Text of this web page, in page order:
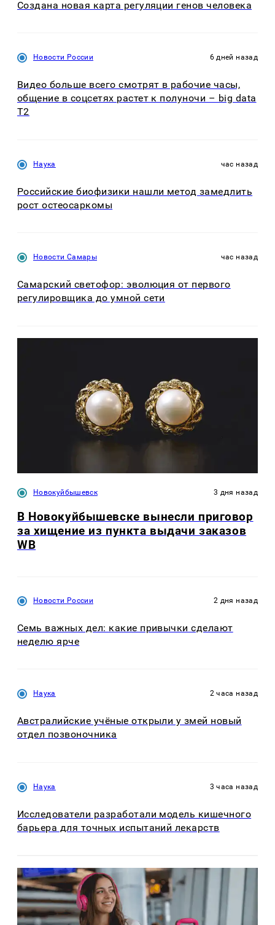
Создана новая карта регуляции генов человека
Новости России 6 дней назад
Видео больше всего смотрят в рабочие часы,
общение в соцсетях растет к полуночи – big data
T2
Наука час назад
Российские биофизики нашли метод замедлить
рост остеосаркомы
Новости Самары час назад
Самарский светофор: эволюция от первого
регулировщика до умной сети
Новокуйбышевск 3 дня назад
В Новокуйбышевске вынесли приговор
за хищение из пункта выдачи заказов
WB
Новости России 2 дня назад
Семь важных дел: какие привычки сделают
неделю ярче
Наука 2 часа назад
Австралийские учёные открыли у змей новый
отдел позвоночника
Наука 3 часа назад
Исследователи разработали модель кишечного
барьера для точных испытаний лекарств